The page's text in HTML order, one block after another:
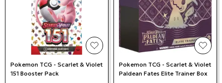
add to wishlist
Pokemon TCG - Scarlet & Violet
151 Booster Pack
add
Pokemon TCG - Scarlet & Violet
Paldean Fates Elite Trainer Box